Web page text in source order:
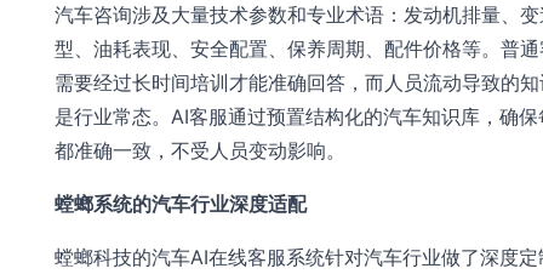
汽车咨询涉及大量技术参数和专业术语：发动机排量、
型、油耗表现、安全配置、保养周期、配件价格等。普
需要经过长时间培训才能准确回答，而人员流动导致的
是行业常态。AI客服通过预置结构化的汽车知识库，确
都准确一致，不受人员变动影响。
螳螂系统的汽车行业深度适配
螳螂科技的汽车AI在线客服系统针对汽车行业做了深度